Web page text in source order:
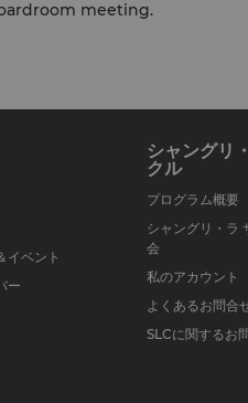
meeting.
イベント
ー
シャングリ
クル
プログラム概要
シャングリ・ラ
会
私のアカウント
よくあるお問合
SLCに関するお